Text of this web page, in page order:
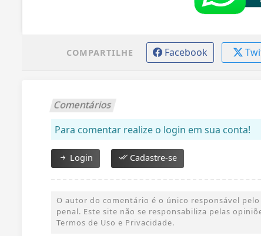
COMPARTILHE Facebook
Comentários
Para comentar realize o login em sua conta!
Login Cadastre-se
O autor do comentário é o único responsável
penal. Este site não se responsabiliza pelas
Termos de Uso e Privacidade.